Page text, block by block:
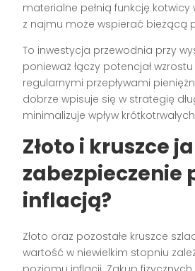
materialne pełnią funkcję
z najmu może wspierać bieżącą
To inwestycja przewodnia przy
ponieważ łączy potencjał
regularnymi przepływami
dobrze wpisuje się w strategię
minimalizuje wpływ
Złoto i kruszce
zabezpieczenie
inflacją?
Złoto oraz pozostałe kruszce
wartość w niewielkim stopniu